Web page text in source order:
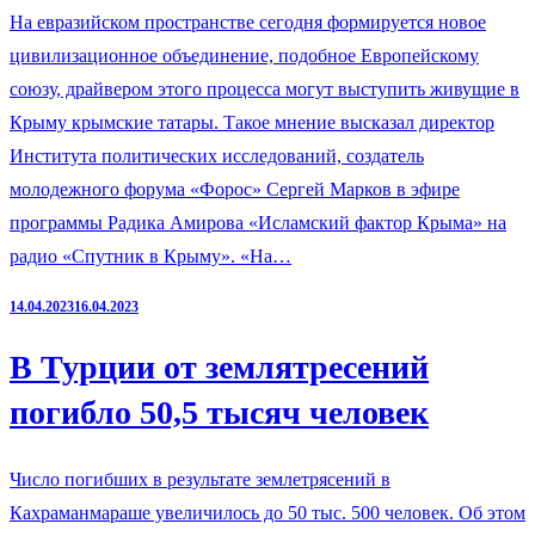
На евразийском пространстве сегодня формируется новое
цивилизационное объединение, подобное Европейскому
союзу, драйвером этого процесса могут выступить живущие в
Крыму крымские татары. Такое мнение высказал директор
Института политических исследований, создатель
молодежного форума «Форос» Сергей Марков в эфире
программы Радика Амирова «Исламский фактор Крыма» на
радио «Спутник в Крыму». «На…
14.04.202316.04.2023
В Турции от землятресений
погибло 50,5 тысяч человек
Число погибших в результате землетрясений в
Кахраманмараше увеличилось до 50 тыс. 500 человек. Об этом